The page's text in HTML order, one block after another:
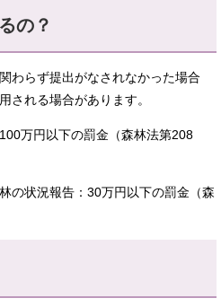
の？​
わらず提出がなされなかった場合
される場合があります。
万円以下の罰金（森林法第208
の状況報告：30万円以下の罰金（森